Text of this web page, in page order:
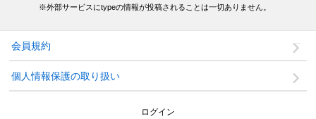
※外部サービスにtypeの情報が投稿されることは一切ありません。
会員規約
個人情報保護の取り扱い
ログイン